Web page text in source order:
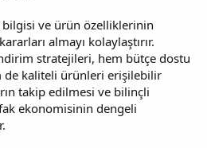
bilgisi ve ürün özelliklerinin
almayı kolaylaştırır.
stratejileri, hem bütçe dostu
de kaliteli ürünleri erişilebilir
takip edilmesi ve bilinçli
ekonomisinin dengeli